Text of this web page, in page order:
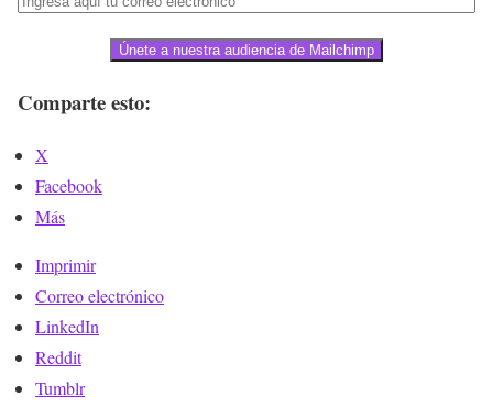
Únete a nuestra audiencia de Mailchimp
Comparte esto:
X
Facebook
Más
Imprimir
Correo electrónico
LinkedIn
Reddit
Tumblr